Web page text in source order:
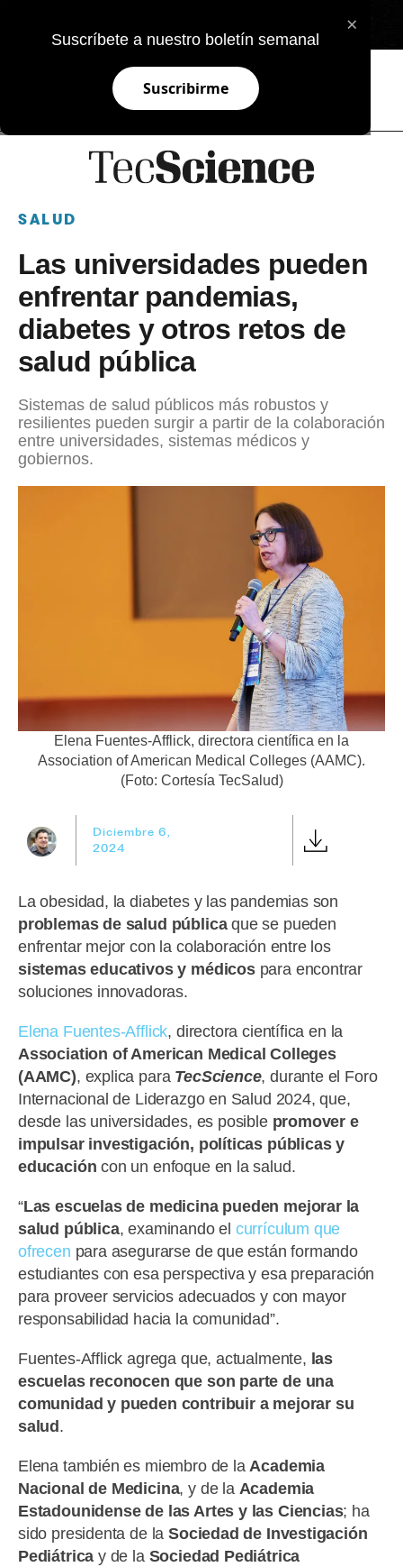
×
Suscríbete a nuestro boletín semanal
Suscribirme
SALUD
Las universidades pueden
enfrentar pandemias,
diabetes y otros retos de
salud pública
Sistemas de salud públicos más robustos y
resilientes pueden surgir a partir de la colaboración
entre universidades, sistemas médicos y
gobiernos.
Elena Fuentes-Afflick, directora científica en la
Association of American Medical Colleges (AAMC).
(Foto: Cortesía TecSalud)
Diciembre 6,
2024
La obesidad, la diabetes y las pandemias son
problemas de salud públicaque se pueden
enfrentar mejor con la colaboración entre los
sistemas educativos y médicospara encontrar
soluciones innovadoras.
Elena Fuentes-Afflick, directora científica en la
Association of American Medical Colleges
(AAMC), explica para TecScience, durante el Foro
Internacional de Liderazgo en Salud 2024, que,
desde las universidades, es posible promover e
impulsar investigación, políticas públicas y
educacióncon un enfoque en la salud.
“Las escuelas de medicina pueden mejorar la
salud pública, examinando el currículum que
ofrecen para asegurarse de que están formando
estudiantes con esa perspectiva y esa preparación
para proveer servicios adecuados y con mayor
responsabilidad hacia la comunidad”.
Fuentes-Afflick agrega que, actualmente, las
escuelas reconocen que son parte de una
comunidad y pueden contribuir a mejorar su
salud .
Elena también es miembro de laAcademia
Nacional de Medicina, y de la Academia
Estadounidense de las Artes y las Ciencias; ha
sido presidenta de laSociedad de Investigación
Pediátrica y de la Sociedad Pediátrica